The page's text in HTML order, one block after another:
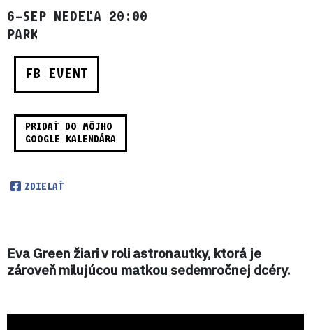
6–SEP NEDEĽA 20:00
PARK
FB EVENT
PRIDAŤ DO MÔJHO
GOOGLE KALENDÁRA
ZDIELAŤ
Eva Green žiari v roli astronautky, ktorá je
zároveň milujúcou matkou sedemročnej dcéry.